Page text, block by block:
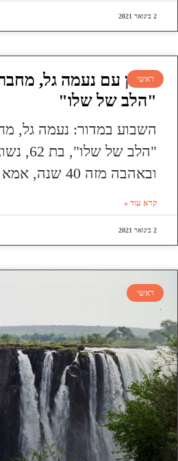
2 בינואר 2021
ראשי
ראיון עם נעמה גל,
"הלב של שלו"
השבוע במדור: נעמה גל,
"הלב של
ובאהבה מזה 40 שנה, אמא לשתי
קרא עוד »
2 בינואר 2021
ראשי